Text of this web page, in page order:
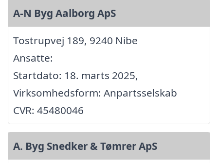
A-N Byg Aalborg ApS
Tostrupvej 189, 9240 Nibe
Ansatte:
Startdato: 18. marts 2025,
Virksomhedsform: Anpartsselskab
CVR: 45480046
A. Byg Snedker & Tømrer ApS